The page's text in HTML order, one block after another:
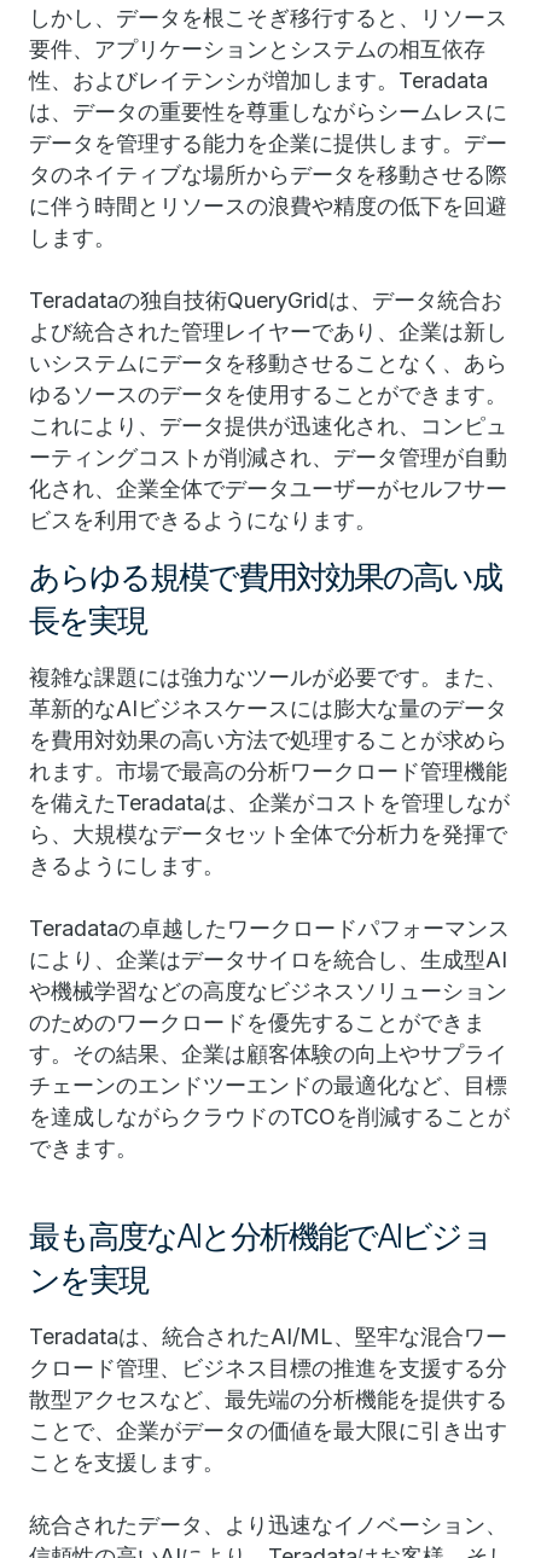
しかし、データを根こそぎ移行すると、リソース
要件、アプリケーションとシステムの相互依存
性、およびレイテンシが増加します。Teradata
は、データの重要性を尊重しながらシームレスに
データを管理する能力を企業に提供します。デー
タのネイティブな場所からデータを移動させる際
に伴う時間とリソースの浪費や精度の低下を回避
します。
Teradataの独自技術QueryGridは、データ統合お
よび統合された管理レイヤーであり、企業は新し
いシステムにデータを移動させることなく、あら
ゆるソースのデータを使用することができます。
これにより、データ提供が迅速化され、コンピュ
ーティングコストが削減され、データ管理が自動
化され、企業全体でデータユーザーがセルフサー
ビスを利用できるようになります。
あらゆる規模で費用対効果の高い成
長を実現
複雑な課題には強力なツールが必要です。また、
革新的なAIビジネスケースには膨大な量のデータ
を費用対効果の高い方法で処理することが求めら
れます。市場で最高の分析ワークロード管理機能
を備えたTeradataは、企業がコストを管理しなが
ら、大規模なデータセット全体で分析力を発揮で
きるようにします。
Teradataの卓越したワークロードパフォーマンス
により、企業はデータサイロを統合し、生成型AI
や機械学習などの高度なビジネスソリューション
のためのワークロードを優先することができま
す。その結果、企業は顧客体験の向上やサプライ
チェーンのエンドツーエンドの最適化など、目標
を達成しながらクラウドのTCOを削減することが
できます。
最も高度なAIと分析機能でAIビジョ
ンを実現
Teradataは、統合されたAI/ML、堅牢な混合ワー
クロード管理、ビジネス目標の推進を支援する分
散型アクセスなど、最先端の分析機能を提供する
ことで、企業がデータの価値を最大限に引き出す
ことを支援します。
統合されたデータ、より迅速なイノベーション、